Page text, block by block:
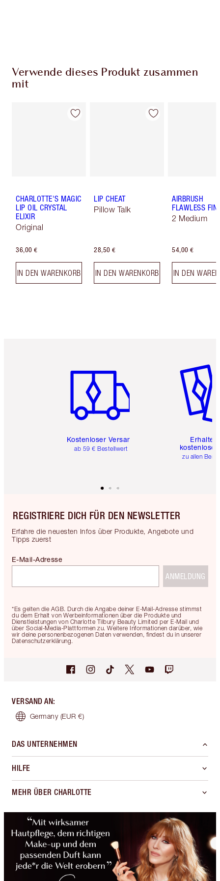
Verwende dieses Produkt zusammen
mit
CHARLOTTE'S MAGIC
LIP OIL CRYSTAL
ELIXIR
Original
36,00 €
IN DEN WARENKORB
LIP CHEAT
Pillow Talk
28,50 €
IN DEN WARENKORB
AIRBRUSH
FLAWLESS
2 Medium
54,00 €
IN DEN
Kostenloser Versand
ab 59 € Bestellwert
Erhalte
kostenlose
zu allen
REGISTRIERE DICH FÜR DEN NEWSLETTER
Erfahre die neuesten Infos über Produkte, Angebote und
Tipps zuerst
*Es gelten die AGB. Durch die Angabe deiner E-Mail-Adresse stimmst
du dem Erhalt von Werbeinformationen über die Produkte und
Dienstleistungen von Charlotte Tilbury Beauty Limited per E-Mail und
über Social-Media-Plattformen zu. Weitere Informationen darüber, wie
wir deine personenbezogenen Daten verwenden, findest du in unserer
Datenschutzerklärung.
E-Mail-Adresse
ANMELDUNG
VERSAND AN:
Germany (EUR €)
DAS UNTERNEHMEN
HILFE
MEHR ÜBER CHARLOTTE